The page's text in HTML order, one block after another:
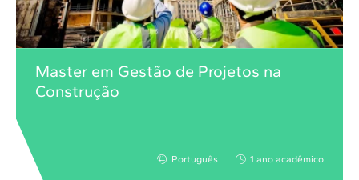
Master em Gestão de Projetos na
Construção
Português 1 ano acadêmico